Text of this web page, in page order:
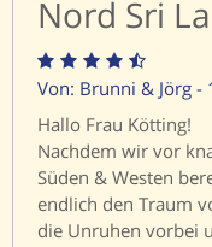
Nord Sri
Von: Brunni & Jörg -
Hallo Frau Kötting!
Nachdem wir vor
Süden & Westen
endlich den Traum
die Unruhen vorbei